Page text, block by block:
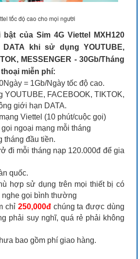
tốc độ cao cho mọi người
của Sim 4G Viettel MXH120
khi sử dụng YOUTUBE,
MESSENGER - 30Gb/Tháng
miễn phí:
= 1Gb/Ngày tốc độ cao.
YOUTUBE, FACEBOOK, TIKTOK,
giới hạn DATA.
Viettel (10 phút/cuộc gọi)
ngoại mạng mỗi tháng
tháng đầu tiền.
đi mỗi tháng nạp 120.000đ để gia
quốc.
hợp sử dụng trên mọi thiết bị có
nghe gọi bình thường
chỉ 250,000đchúng ta được dùng
phải suy nghĩ, quá rẻ phải không
bao gồm phí giao hàng.